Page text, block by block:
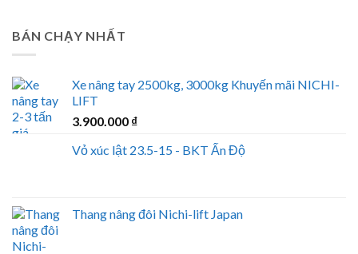
BÁN CHẠY NHẤT
Xe nâng tay 2500kg, 3000kg Khuyến mãi NICHI-
LIFT
3.900.000 ₫
Vỏ xúc lật 23.5-15 - BKT Ấn Độ
Thang nâng đôi Nichi-lift Japan